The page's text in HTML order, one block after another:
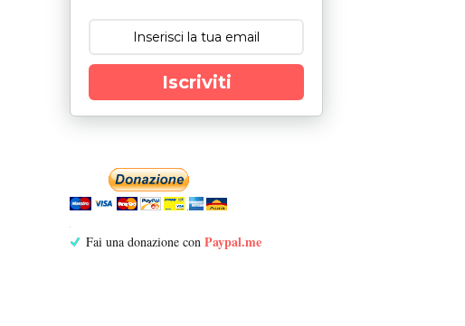
Iscriviti
Fai una donazione con Paypal.me